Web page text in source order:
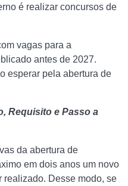
é realizar concursos de
vagas para a
antes de 2027.
esperar pela abertura de
Requisito e Passo a
da abertura de
em dois anos um novo
realizado. Desse modo, se